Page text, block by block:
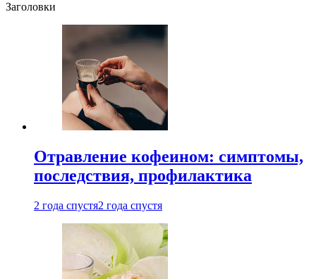
Заголовки
Отравление кофеином: симптомы,
последствия, профилактика
2 года спустя2 года спустя